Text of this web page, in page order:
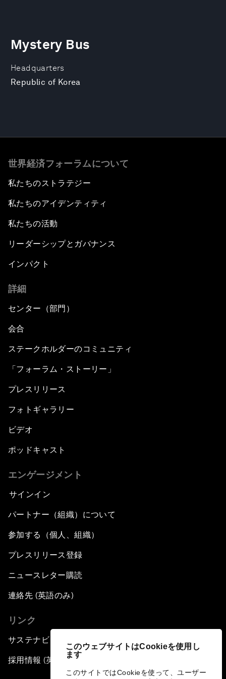
このウェブサイトはCookieを使用し
ます
このサイトではCookieを使って、ユーザー
Headquarters
Republic of Korea
Mystery Bus
世界経済フォーラムについて
私たちのストラテジー
私たちのアイデンティティ
私たちの活動
リーダーシップとガバナンス
インパクト
詳細
センター（部門）
会合
ステークホルダーのコミュニティ
「フォーラム・ストーリー」
プレスリリース
フォトギャラリー
ビデオ
ポッドキャスト
エンゲージメント
サインイン
パートナー（組織）について
参加する（個人、組織）
プレスリリース登録
ニュースレター購読
連絡先 (英語のみ)
リンク
サステナビリティへの取り組み
採用情報 (英語のみ)